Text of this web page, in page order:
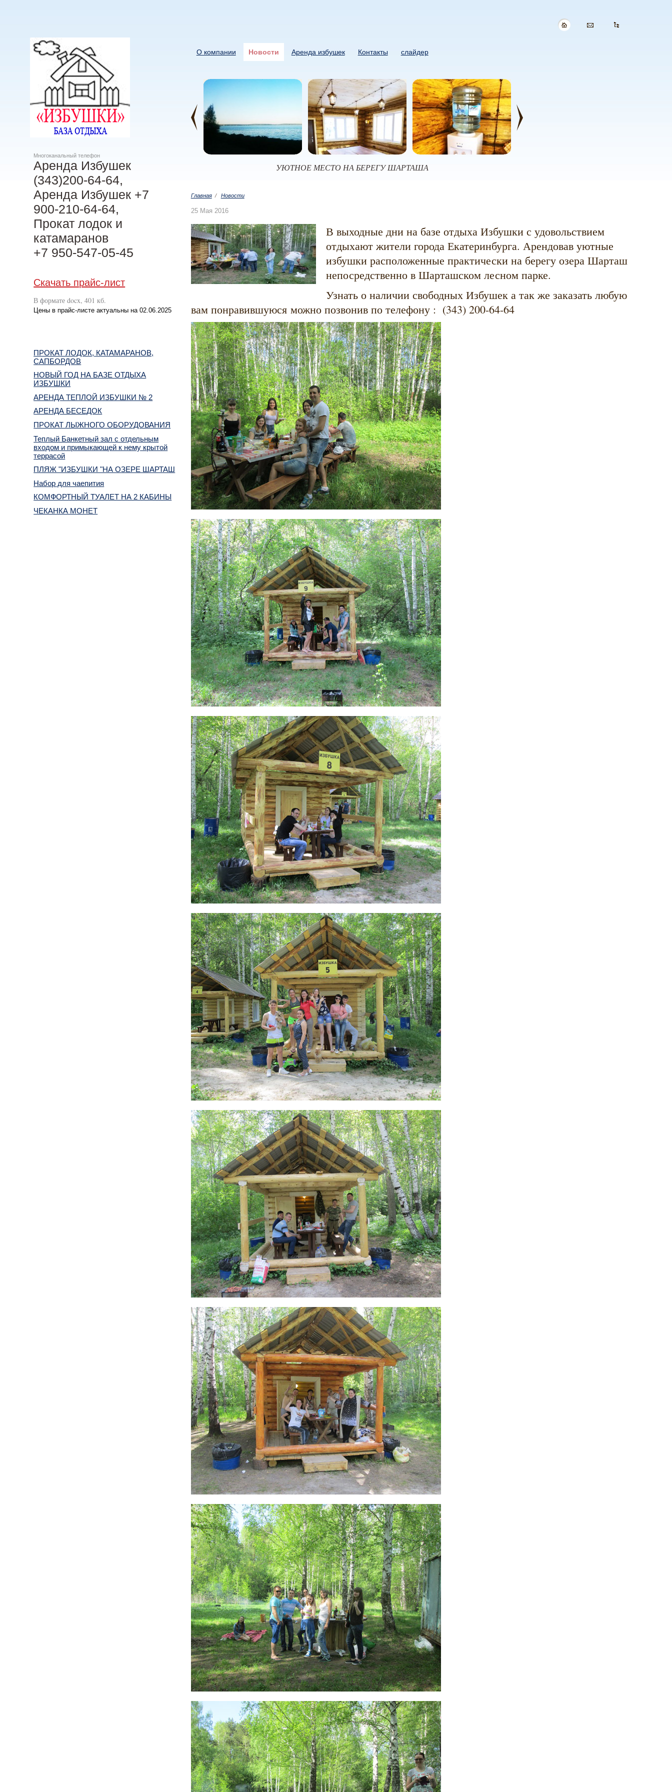
Многоканальный телефон
Аренда Избушек
(343)200-64-64,
Аренда Избушек +7
900-210-64-64,
Прокат лодок и
катамаранов
+7 950-547-05-45
Скачать прайс-лист
В формате docx, 401 кб.
Цены в прайс-листе актуальны на 02.06.2025
ПРОКАТ ЛОДОК, КАТАМАРАНОВ,
САПБОРДОВ
НОВЫЙ ГОД НА БАЗЕ ОТДЫХА
ИЗБУШКИ
АРЕНДА ТЕПЛОЙ ИЗБУШКИ № 2
АРЕНДА БЕСЕДОК
ПРОКАТ ЛЫЖНОГО ОБОРУДОВАНИЯ
Теплый Банкетный зал с отдельным
входом и примыкающей к нему крытой
террасой
ПЛЯЖ "ИЗБУШКИ "НА ОЗЕРЕ ШАРТАШ
Набор для чаепития
КОМФОРТНЫЙ ТУАЛЕТ НА 2 КАБИНЫ
ЧЕКАНКА МОНЕТ
О компании Новости Аренда избушек Контакты слайдер
УЮТНОЕ МЕСТО НА БЕРЕГУ ШАРТАША
Главная / Новости
25 Мая 2016
В выходные дни на базе отдыха Избушки с удовольствием
отдыхают жители города Екатеринбурга. Арендовав уютные
избушки расположенные практически на берегу озера Шарташ
непосредственно в Шарташском лесном парке.
Узнать о наличии свободных Избушек а так же заказать любую
вам понравившуюся можно позвонив по телефону : (343) 200-64-64